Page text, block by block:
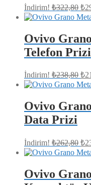
İndirim! ₺322,80 ₺
Ovivo
Telefon Prizi
İndirim! ₺238,80 ₺
Ovivo
Data Prizi
İndirim! ₺262,80 ₺
Ovivo